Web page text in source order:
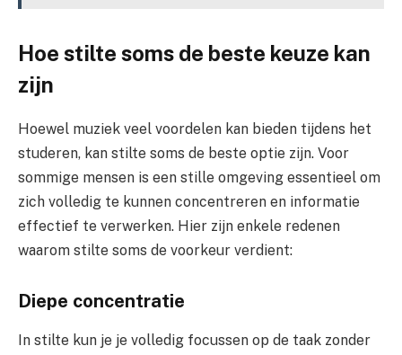
Hoe stilte soms de beste keuze kan
zijn
Hoewel muziek veel voordelen kan bieden tijdens het
studeren, kan stilte soms de beste optie zijn. Voor
sommige mensen is een stille omgeving essentieel om
zich volledig te kunnen concentreren en informatie
effectief te verwerken. Hier zijn enkele redenen
waarom stilte soms de voorkeur verdient:
Diepe concentratie
In stilte kun je je volledig focussen op de taak zonder